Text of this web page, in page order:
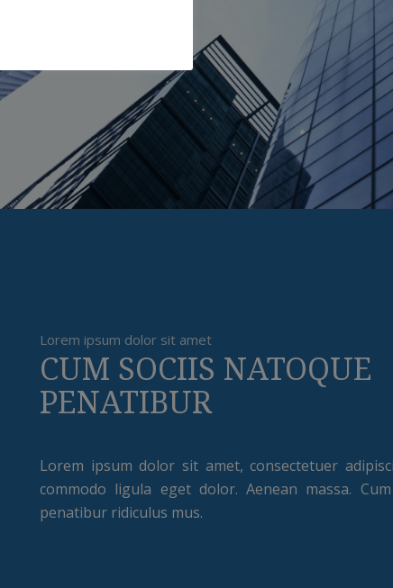
Lorem ipsum dolor sit amet
CUM SOCIIS NATOQUE
PENATIBUR
Lorem ipsum dolor sit amet, consectetuer
commodo ligula eget dolor. Aenean massa.
penatibur ridiculus mus.